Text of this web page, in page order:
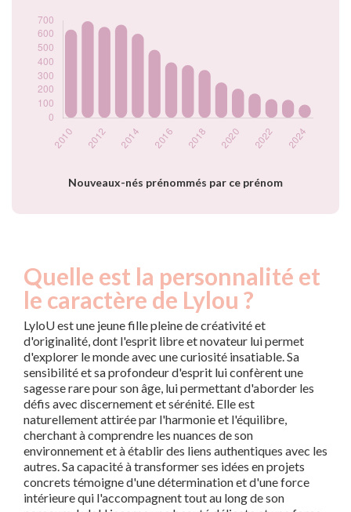
Nouveaux-nés prénommés par ce prénom
Popularité du
2019
255
2020
210
2021
175
2022
135
2023
130
95
Quelle est la personnalité et
le caractère de Lylou ?
LyloU est une jeune fille pleine de créativité et
d'originalité, dont l'esprit libre et novateur lui permet
d'explorer le monde avec une curiosité insatiable. Sa
sensibilité et sa profondeur d'esprit lui confèrent une
sagesse rare pour son âge, lui permettant d'aborder les
défis avec discernement et sérénité. Elle est
naturellement attirée par l'harmonie et l'équilibre,
cherchant à comprendre les nuances de son
environnement et à établir des liens authentiques avec les
autres. Sa capacité à transformer ses idées en projets
concrets témoigne d'une détermination et d'une force
intérieure qui l'accompagnent tout au long de son